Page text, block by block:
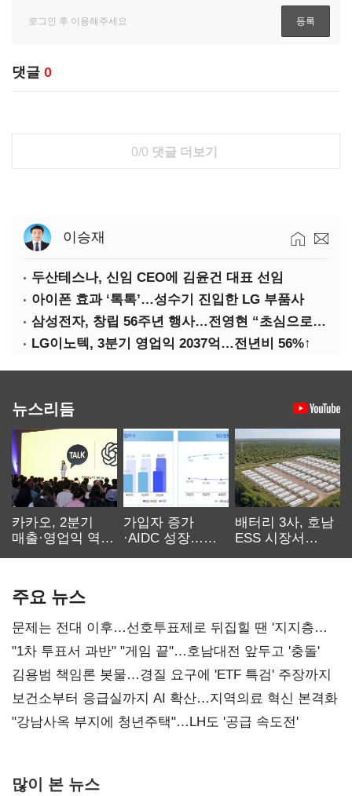
댓글 0
0/0 댓글 더보기
이승재
두산테스나, 신임 CEO에 김윤건 대표 선임
아이폰 효과 ‘톡톡’…성수기 진입한 LG 부품사
삼성전자, 창립 56주년 행사…전영현 “초심으로 경쟁력 회복해야”
LG이노텍, 3분기 영업익 2037억…전년비 56%↑
뉴스리듬
카카오, 2분기
매출·영업익 역대
가입자 증가
·AIDC 성장…
배터리 3사, 호남
ESS 시장서
주요 뉴스
문제는 전대 이후…선호투표제로 뒤집힐 땐 '지지층
불복'
"1차 투표서 과반" "게임 끝"…호남대전 앞두고 '충돌'
김용범 책임론 봇물…경질 요구에 'ETF 특검' 주장까지
보건소부터 응급실까지 AI 확산…지역의료 혁신 본격화
"강남사옥 부지에 청년주택"…LH도 '공급 속도전'
많이 본 뉴스